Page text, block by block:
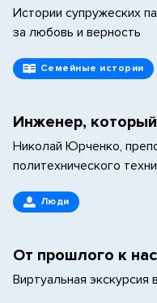
Истории супружеских
за любовь и верность
Семейные истории
Инженер, который
Николай Юрченко,
политехнического
Люди
От прошлого к
Виртуальная экскурсия